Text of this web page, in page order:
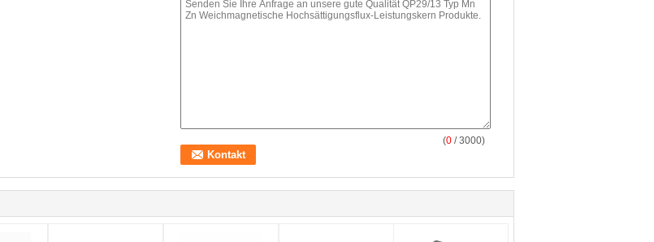
(0 / 3000)